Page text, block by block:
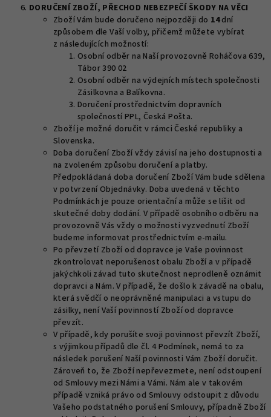
DORUČENÍ ZBOŽÍ, PŘECHOD NEBEZPEČÍ ŠKODY NA VĚCI
Zboží Vám bude doručeno nejpozději do 14dní
způsobem dle Vaší volby, přičemž můžete vybírat
z následujících možností:
Osobní odběr na Naší provozovně Roháčova 639,
Tábor 390 02
Osobní odběr na výdejních místech společnosti
Zásilkovna a Balíkovna.
Doručení prostřednictvím dopravních
společností PPL, Česká Pošta.
Zboží je možné doručit v rámci České republiky a
Slovenska.
Doba doručení Zboží vždy závisí na jeho dostupnosti a
na zvoleném způsobu doručení a platby.
Předpokládaná doba doručení Zboží Vám bude sdělena
v potvrzení Objednávky. Doba uvedená v těchto
Podmínkách je pouze orientační a může se lišit od
skutečné doby dodání. V případě osobního odběru na
provozovně Vás vždy o možnosti vyzvednutí Zboží
budeme informovat prostřednictvím e-mailu.
Po převzetí Zboží od dopravce je Vaše povinnost
zkontrolovat neporušenost obalu Zboží a v případě
jakýchkoli závad tuto skutečnost neprodleně oznámit
dopravci a Nám. V případě, že došlo k závadě na obalu,
která svědčí o neoprávněné manipulaci a vstupu do
zásilky, není Vaší povinností Zboží od dopravce
převzít.
V případě, kdy porušíte svoji povinnost převzít Zboží,
s výjimkou případů dle čl. 4 Podmínek, nemá to za
následek porušení Naší povinnosti Vám Zboží doručit.
Zároveň to, že Zboží nepřevezmete, není odstoupení
od Smlouvy mezi Námi a Vámi. Nám ale v takovém
případě vzniká právo od Smlouvy odstoupit z důvodu
Vašeho podstatného porušení Smlouvy, případně Zboží